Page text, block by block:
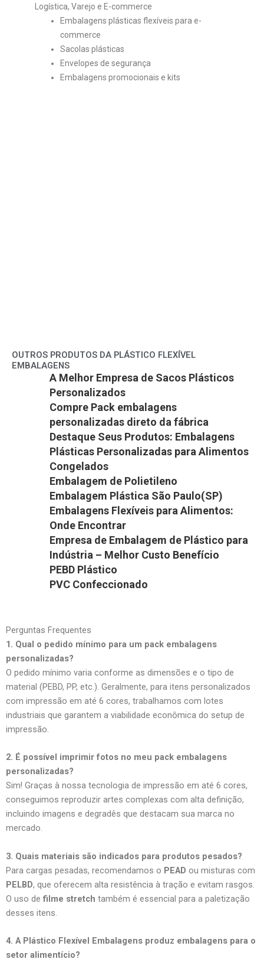
Logística, Varejo e E-commerce
Embalagens plásticas flexíveis para e-
commerce
Sacolas plásticas
Envelopes de segurança
Embalagens promocionais e kits
OUTROS PRODUTOS DA PLÁSTICO FLEXÍVEL
EMBALAGENS
A Melhor Empresa de Sacos Plásticos
Personalizados
Compre Pack embalagens
personalizadas direto da fábrica
Destaque Seus Produtos: Embalagens
Plásticas Personalizadas para Alimentos
Congelados
Embalagem de Polietileno
Embalagem Plástica São Paulo(SP)
Embalagens Flexíveis para Alimentos:
Onde Encontrar
Empresa de Embalagem de Plástico para
Indústria – Melhor Custo Benefício
PEBD Plástico
PVC Confeccionado
Perguntas Frequentes
1. Qual o pedido mínimo para um pack embalagens
personalizadas?
O pedido mínimo varia conforme as dimensões e o tipo de
material (PEBD, PP, etc.). Geralmente, para itens personalizados
com impressão em até 6 cores, trabalhamos com lotes
industriais que garantem a viabilidade econômica do setup de
impressão.
2. É possível imprimir fotos no meu pack embalagens
personalizadas?
Sim! Graças à nossa tecnologia de impressão em até 6 cores,
conseguimos reproduzir artes complexas com alta definição,
incluindo imagens e degradês que destacam sua marca no
mercado.
3. Quais materiais são indicados para produtos pesados?
Para cargas pesadas, recomendamos o PEAD ou misturas com
PELBD, que oferecem alta resistência à tração e evitam rasgos.
O uso de filme stretch também é essencial para a paletização
desses itens.
4. A Plástico Flexível Embalagens produz embalagens para o
setor alimentício?